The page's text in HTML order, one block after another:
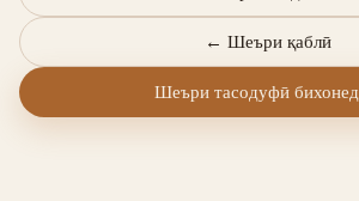
← Шеъри қаблӣ
Шеъри тасодуфӣ бихонед